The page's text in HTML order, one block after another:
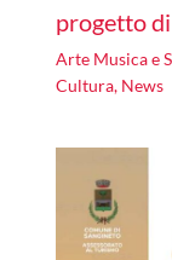
progetto
Arte Musica e
Cultura, News